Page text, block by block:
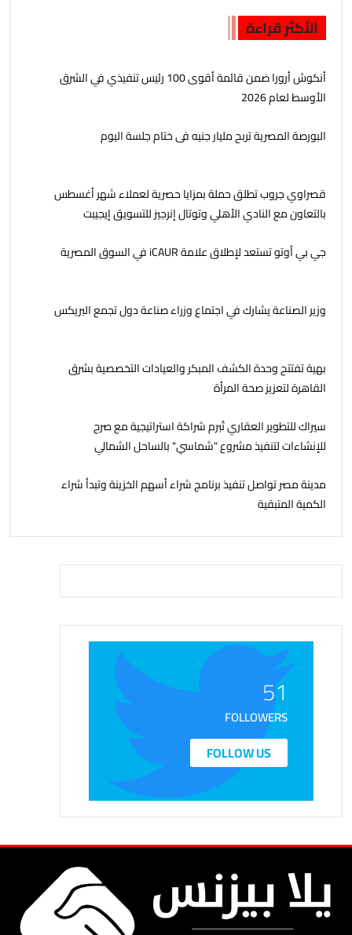
الأكثر قراءة
أنكوش أرورا ضمن قائمة أقوى 100 رئيس تنفيذي في الشرق
الأوسط لعام 2026
البورصة المصرية تربح مليار جنيه فى ختام جلسة اليوم
قصراوي جروب تطلق حملة بمزايا حصرية لعملاء شهر أغسطس
بالتعاون مع النادي الأهلي وتوتال إنرجيز للتسويق إيجيبت
جي بي أوتو تستعد لإطلاق علامة iCAUR في السوق المصرية
وزير الصناعة يشارك في اجتماع وزراء صناعة دول تجمع البريكس
بهية تفتتح وحدة الكشف المبكر والعيادات التخصصية بشرق
القاهرة لتعزيز صحة المرأة
سيراك للتطوير العقاري تُبرم شراكة استراتيجية مع صرح
للإنشاءات لتنفيذ مشروع "شماسي" بالساحل الشمالي
مدينة مصر تواصل تنفيذ برنامج شراء أسهم الخزينة وتبدأ شراء
الكمية المتبقية
51
FOLLOWERS
FOLLOW US